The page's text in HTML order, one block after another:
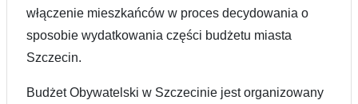
włączenie mieszkańców w proces decydowania o
sposobie wydatkowania części budżetu miasta
Szczecin.
Budżet Obywatelski w Szczecinie jest organizowany